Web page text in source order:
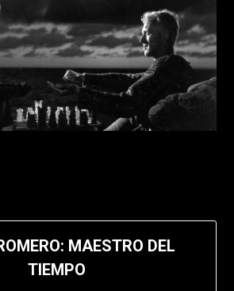
MAESTRO DEL
TIEMPO